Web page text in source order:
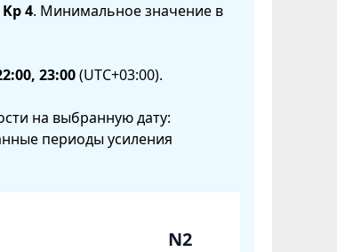
Kp 4. Минимальное значение в
23:00(UTC+03:00).
на выбранную дату:
периоды усиления
N2